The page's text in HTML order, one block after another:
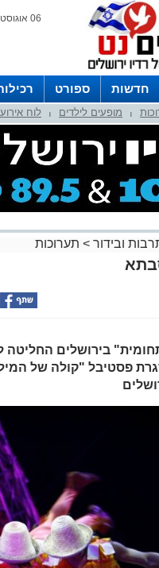
06 אוגוסט 2026 / 22:33
חדשות ספורט
צרו קשר
לוח שדוריםמופעים לילדים לוח
ובידור > תערוכות
בירושלים החליטה